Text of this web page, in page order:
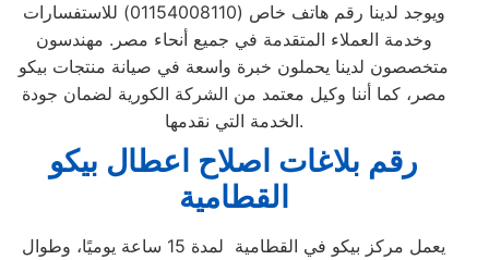
ويوجد لدينا رقم هاتف خاص (01154008110) للاستفسارات
وخدمة العملاء المتقدمة في جميع أنحاء مصر. مهندسون
متخصصون لدينا يحملون خبرة واسعة في صيانة منتجات بيكو
مصر، كما أننا وكيل معتمد من الشركة الكورية لضمان جودة
الخدمة التي نقدمها.
رقم بلاغات اصلاح اعطال بيكو
القطامية
يعمل مركز بيكو في القطامية لمدة 15 ساعة يوميًا، وطوال